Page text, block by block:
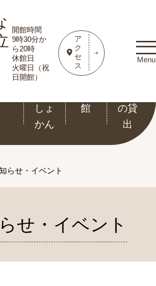
開館時間
9時30分か
ら20時
休館日
火曜日（祝
日開館）
ア
ク
セ
ス
Menu
こど
しょ
かん
電子
館
の貸
出
らせ・イベント
せ・イベント